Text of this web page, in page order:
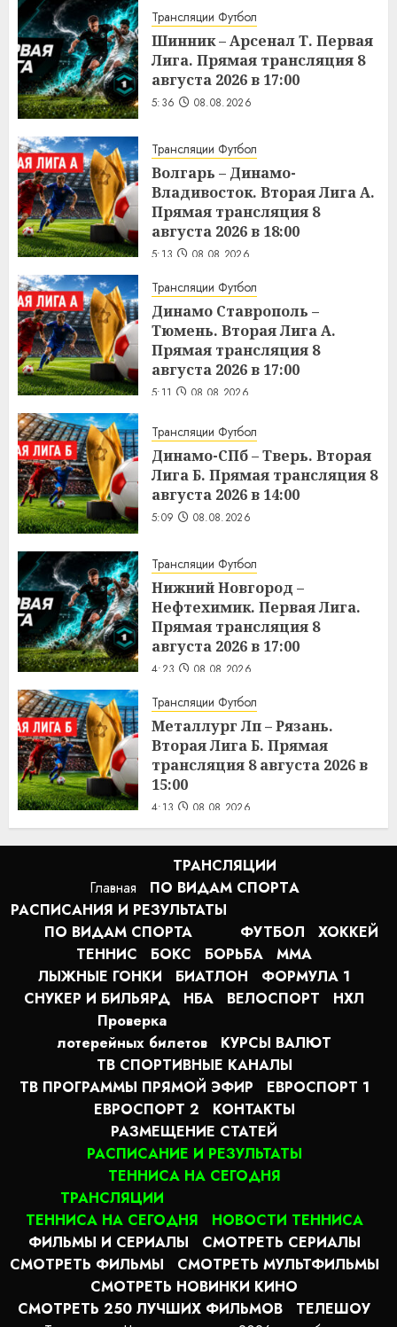
Трансляции Футбол
Шинник – Арсенал Т. Первая
Лига. Прямая трансляция 8
августа 2026 в 17:00
5:36 08.08.2026
Трансляции Футбол
Волгарь – Динамо-
Владивосток. Вторая Лига А.
Прямая трансляция 8
августа 2026 в 18:00
5:13 08.08.2026
Трансляции Футбол
Динамо Ставрополь –
Тюмень. Вторая Лига А.
Прямая трансляция 8
августа 2026 в 17:00
5:11 08.08.2026
Трансляции Футбол
Динамо-СПб – Тверь. Вторая
Лига Б. Прямая трансляция 8
августа 2026 в 14:00
5:09 08.08.2026
Трансляции Футбол
Нижний Новгород –
Нефтехимик. Первая Лига.
Прямая трансляция 8
августа 2026 в 17:00
4:23 08.08.2026
Трансляции Футбол
Металлург Лп – Рязань.
Вторая Лига Б. Прямая
трансляция 8 августа 2026 в
15:00
4:13 08.08.2026
Главная
ТРАНСЛЯЦИИ
ПО ВИДАМ СПОРТA
РАСПИСАНИЯ И РЕЗУЛЬТАТЫ
ПО ВИДАМ СПОРТА
ФУТБОЛ
ХОККЕЙ
ТЕННИС
БОКС БОРЬБА
MMA
ЛЫЖНЫЕ ГОНКИ
БИАТЛОН
ФОРМУЛА 1
СНУКЕР И БИЛЬЯРД
НБА ВЕЛОСПОРТ
НХЛ
Проверка
лотерейных билетов
КУРСЫ ВАЛЮТ
ТВ СПОРТИВНЫЕ КАНАЛЫ
ТВ ПРОГРАММЫ ПРЯМОЙ ЭФИР
ЕВРОСПОРТ 1
ЕВРОСПОРТ 2
КОНТАКТЫ
РАЗМЕЩЕНИЕ СТАТЕЙ
РАСПИСАНИЕ И РЕЗУЛЬТАТЫ
ТЕННИСА НА СЕГОДНЯ
ТРАНСЛЯЦИИ
ТЕННИСА НА СЕГОДНЯ
НОВОСТИ ТЕННИСА
ФИЛЬМЫ И СЕРИАЛЫ
СМОТРЕТЬ СЕРИАЛЫ
СМОТРЕТЬ ФИЛЬМЫ
СМОТРЕТЬ МУЛЬТФИЛЬМЫ
СМОТРЕТЬ НОВИНКИ КИНО
СМОТРЕТЬ 250 ЛУЧШИХ ФИЛЬМОВ
ТЕЛЕШОУ